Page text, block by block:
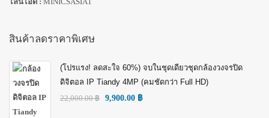
สินค้าลดราคาพิเศษ
(โปรแรง! ลดสะใจ 60%) จบในชุดเดียวชุดกล้องวงจรปิด
ดิจิตอล IP Tiandy 4MP (คมชัดกว่า Full HD)
22,000.00฿ 9,900.00 ฿